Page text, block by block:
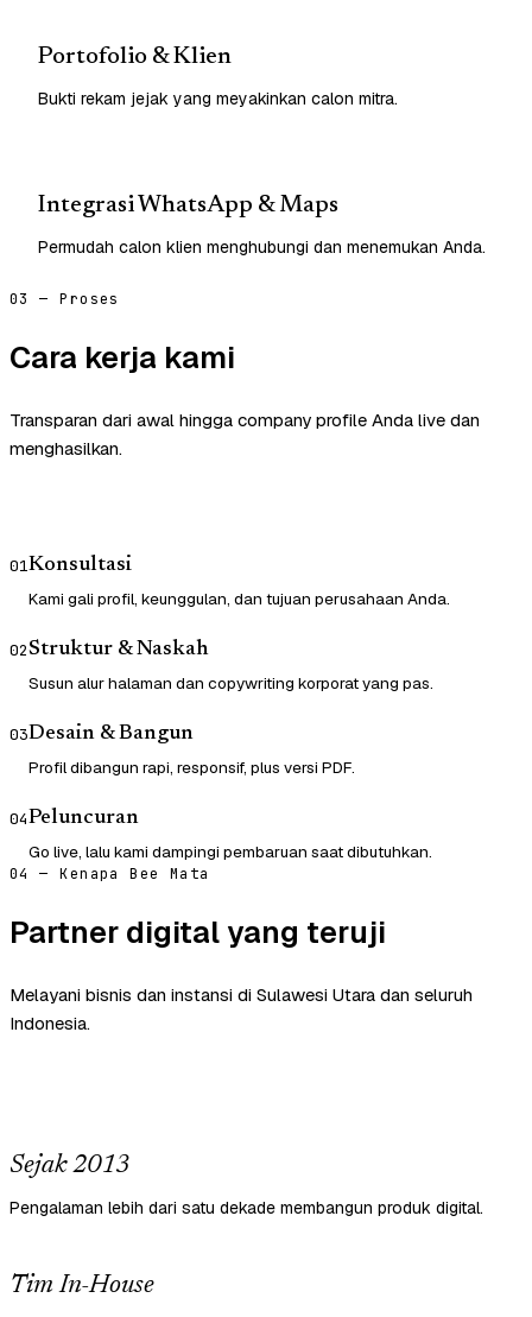
Portofolio & Klien
Bukti rekam jejak yang meyakinkan calon mitra.
Integrasi WhatsApp & Maps
Permudah calon klien menghubungi dan menemukan Anda.
03 — Proses
Cara kerja kami
Transparan dari awal hingga company profile Anda live dan
menghasilkan.
01Konsultasi
Kami gali profil, keunggulan, dan tujuan perusahaan Anda.
02Struktur & Naskah
Susun alur halaman dan copywriting korporat yang pas.
03Desain & Bangun
Profil dibangun rapi, responsif, plus versi PDF.
04Peluncuran
Go live, lalu kami dampingi pembaruan saat dibutuhkan.
04 — Kenapa Bee Mata
Partner digital yang teruji
Melayani bisnis dan instansi di Sulawesi Utara dan seluruh
Indonesia.
Sejak 2013
Pengalaman lebih dari satu dekade membangun produk digital.
Tim In-House